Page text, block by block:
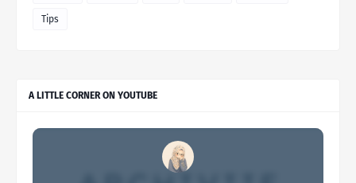
Tips
A LITTLE CORNER ON YOUTUBE